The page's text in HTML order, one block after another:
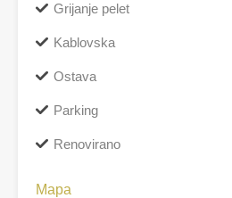
Grijanje pelet
Kablovska
Ostava
Parking
Renovirano
Mapa